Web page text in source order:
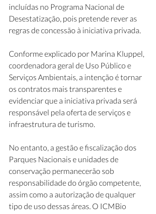
incluídas no Programa Nacional de
Desestatização, pois pretende rever as
regras de concessão à iniciativa privada.
Conforme explicado por Marina Kluppel,
coordenadora geral de Uso Público e
Serviços Ambientais, a intenção é tornar
os contratos mais transparentes e
evidenciar que a iniciativa privada será
responsável pela oferta de serviços e
infraestrutura de turismo.
No entanto, a gestão e fiscalização dos
Parques Nacionais e unidades de
conservação permanecerão sob
responsabilidade do órgão competente,
assim como a autorização de qualquer
tipo de uso dessas áreas. O ICMBio